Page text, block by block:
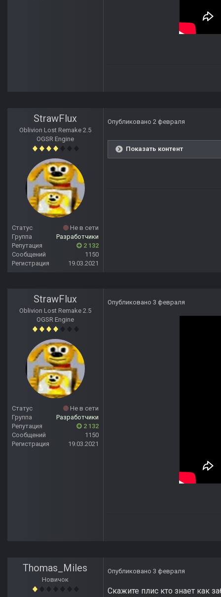
StrawFlux
Oblivion Lost Remake 2.5
OGSR Engine
Статус
Не в сети
Группа
Разработчики
Репутация
2 132
Сообщений
1150
Регистрация
19.03.2021
Опубликовано 2 февраля
Показать контент
StrawFlux
Oblivion Lost Remake 2.5
OGSR Engine
Статус
Не в сети
Группа
Разработчики
Репутация
2 132
Сообщений
1150
Регистрация
19.03.2021
Опубликовано 3 февраля
Thomas_Miles
Новичок
Опубликовано 3 февраля
Скажите плис кто знает как